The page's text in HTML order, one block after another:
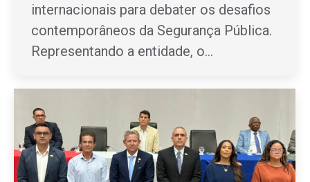
internacionais para debater os desafios
contemporâneos da Segurança Pública.
Representando a entidade, o…